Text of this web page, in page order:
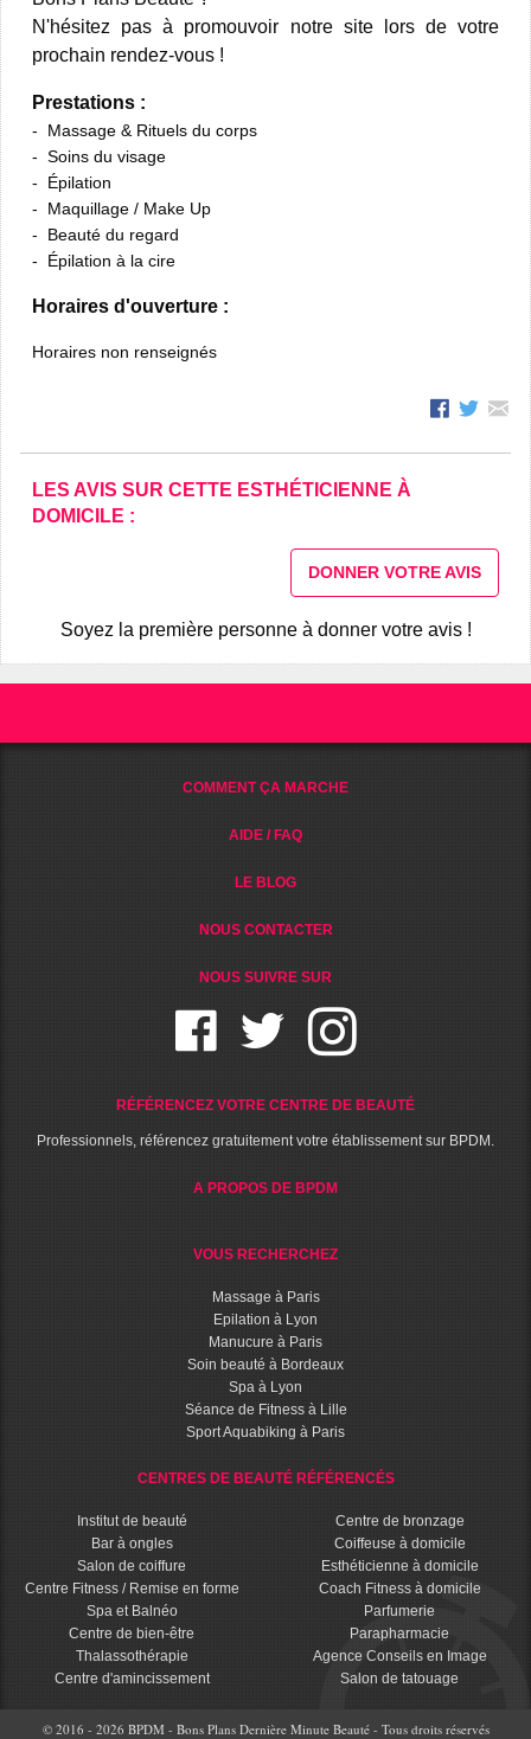
N'hésitez pas à promouvoir notre site lors de votre
prochain rendez-vous !
Prestations :
Massage & Rituels du corps
Soins du visage
Épilation
Maquillage / Make Up
Beauté du regard
Épilation à la cire
Horaires d'ouverture :
Horaires non renseignés
LES AVIS SUR CETTE ESTHÉTICIENNE À
DOMICILE :
DONNER VOTRE AVIS
Soyez la première personne à donner votre avis !
COMMENT ÇA MARCHE
AIDE / FAQ
LE BLOG
NOUS CONTACTER
NOUS SUIVRE SUR
RÉFÉRENCEZ VOTRE CENTRE DE BEAUTÉ
Professionnels, référencez gratuitement votre établissement sur BPDM.
A PROPOS DE BPDM
VOUS RECHERCHEZ
Massage à Paris
Epilation à Lyon
Manucure à Paris
Soin beauté à Bordeaux
Spa à Lyon
Séance de Fitness à Lille
Sport Aquabiking à Paris
CENTRES DE BEAUTÉ RÉFÉRENCÉS
Institut de beauté
Bar à ongles
Salon de coiffure
Centre Fitness / Remise en forme
Spa et Balnéo
Centre de bien-être
Thalassothérapie
Centre d'amincissement
Centre de bronzage
Coiffeuse à domicile
Esthéticienne à domicile
Coach Fitness à domicile
Parfumerie
Parapharmacie
Agence Conseils en Image
Salon de tatouage
© 2016 - 2026 BPDM - Bons Plans Dernière Minute Beauté - Tous droits réservés